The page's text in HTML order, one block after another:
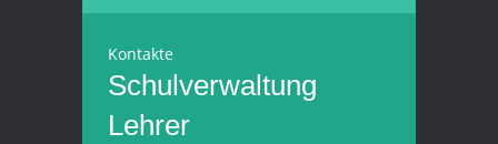
Kontakte
Schulverwaltung
Lehrer